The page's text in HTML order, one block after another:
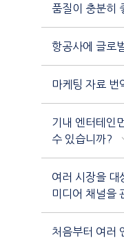
품질이 충분히
항공사에 글로
마케팅 자료 번
기내 엔터테인
수 있습니까?
여러 시장을 대
미디어 채널을
처음부터 여러